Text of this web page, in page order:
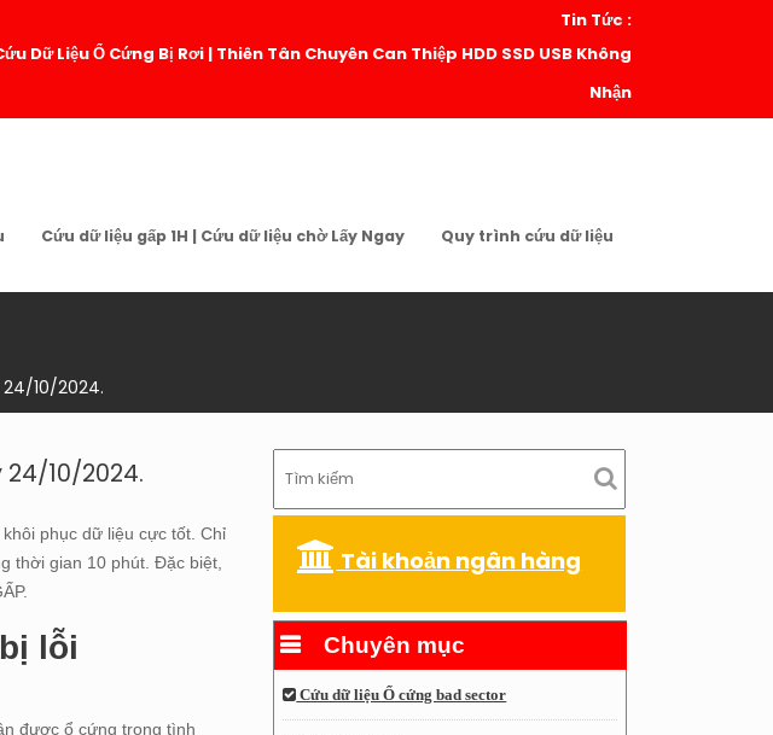
Tin Tức :
Dữ Liệu Ổ Cứng Bị Rơi | Thiên Tân Chuyên Can Thiệp HDD SSD USB Không
Nhận
Cứu dữ liệu gấp 1H | Cứu dữ liệu chờ Lấy Ngay Quy trình cứu dữ liệu
24/10/2024.
10/2024.
phục dữ liệu cực tốt. Chỉ
thời gian 10 phút. Đặc biệt,
lỗi
được ổ cứng trong tình
Tài khoản ngân hàng
Chuyên mục
Cứu dữ liệu Ổ cứng bad sector